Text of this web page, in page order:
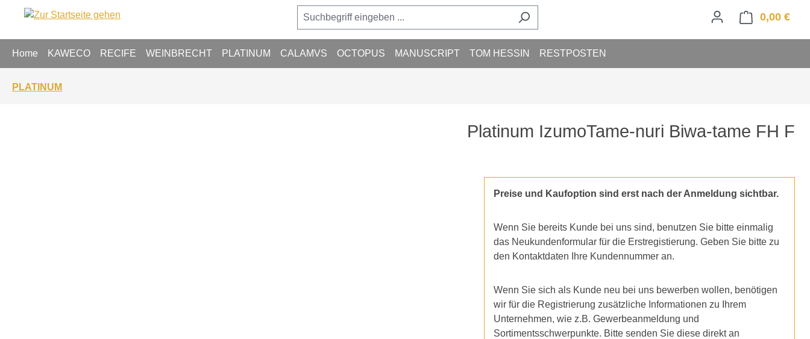
Zur Hauptnavigation springen 0,00 €
Home KAWECO RECIFE WEINBRECHT PLATINUM CALAMVS OCTOPUS MANUSCRIPT TOM HESSIN RESTPOSTEN
PLATINUM
Platinum IzumoTame-nuri Biwa-tame FH F
Preise und Kaufoption sind erst nach der Anmeldung sichtbar.
Wenn Sie bereits Kunde bei uns sind, benutzen Sie bitte einmalig
das Neukundenformular für die Erstregistierung. Geben Sie bitte zu
den Kontaktdaten Ihre Kundennummer an.
Wenn Sie sich als Kunde neu bei uns bewerben wollen, benötigen
wir für die Registrierung zusätzliche Informationen zu Ihrem
Unternehmen, wie z.B. Gewerbeanmeldung und
Sortimentsschwerpunkte. Bitte senden Sie diese direkt an